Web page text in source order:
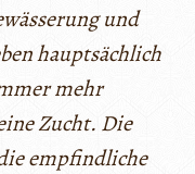
und
hauptsächlich
mehr
Zucht. Die
empfindliche